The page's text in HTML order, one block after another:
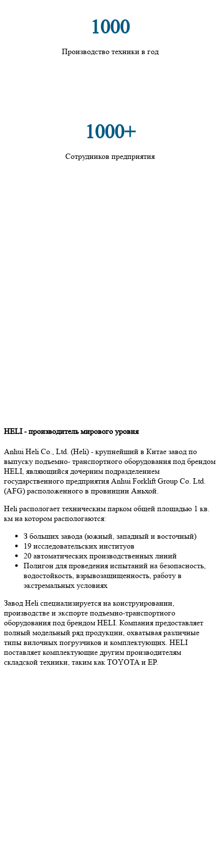
1000
Производство техники в год
1000+
Сотрудников предприятия
HELI - производитель мирового уровня
Anhui Heli Co., Ltd. (Heli) - крупнейший в Китае завод по
выпуску подъемно- транспортного оборудования под брендом
HELI, являющийся дочерним подразделением
государственного предприятия Anhui Forklift Group Co. Ltd.
(AFG) расположенного в провинции Аньхой.
Heli распологает техническим парком общей площадью 1 кв.
км на котором распологаются:
З больших завода (южный, западный и восточный)
19 исследовательских институов
20 автоматических производственных линий
Полигон для проведения испытаний на безопасность,
водостойкость, взрывозащищенность, работу в
экстремальных условиях
Завод Heli специализируется на конструировании,
производстве и экспорте подъемно-транспортного
оборудования под брендом HELI. Компания предоставляет
полный модельный ряд продукции, охватывая различные
типы вилочных погрузчиков и комплектующих. HELI
поставляет комплектующие другим производителям
складской техники, таким как TOYOTA и EP.